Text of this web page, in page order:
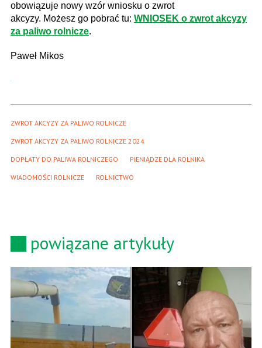
obowiązuje nowy wzór wniosku o zwrot
akcyzy. Możesz go pobrać tu: WNIOSEK o zwrot akcyzy
za paliwo rolnicze.
Paweł Mikos
ZWROT AKCYZY ZA PALIWO ROLNICZE
ZWROT AKCYZY ZA PALIWO ROLNICZE 2024
DOPŁATY DO PALIWA ROLNICZEGO PIENIĄDZE DLA ROLNIKA
WIADOMOŚCI ROLNICZE ROLNICTWO
powiązane artykuły